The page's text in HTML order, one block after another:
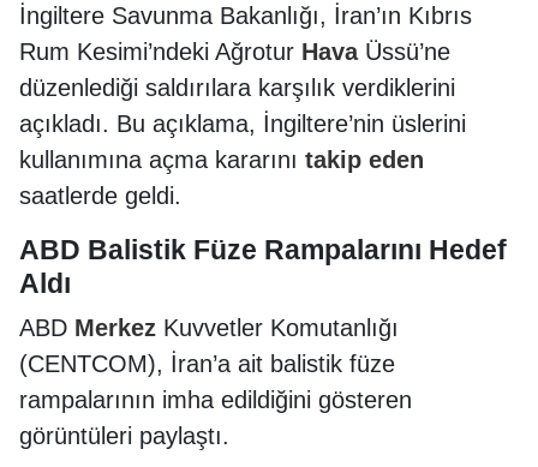
İngiltere Savunma Bakanlığı, İran’ın Kıbrıs
Rum Kesimi’ndeki Ağrotur HavaÜssü’ne
düzenlediği saldırılara karşılık verdiklerini
açıkladı. Bu açıklama, İngiltere’nin üslerini
kullanımına açma kararını takip eden
saatlerde geldi.
ABD Balistik Füze Rampalarını Hedef
Aldı
ABD Merkez Kuvvetler Komutanlığı
(CENTCOM), İran’a ait balistik füze
rampalarının imha edildiğini gösteren
görüntüleri paylaştı.